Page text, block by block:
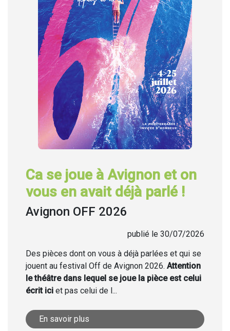
Ca se joue à Avignon et on
vous en avait déjà parlé !
Avignon OFF 2026
publié le 30/07/2026
Des pièces dont on vous à déjà parlées et qui se
jouent au festival Off de Avignon 2026. Attention
le théâtre dans lequel se joue la pièce est celui
écrit ici et pas celui de l...
En savoir plus